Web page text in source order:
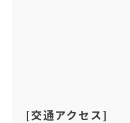
[交通アクセス]